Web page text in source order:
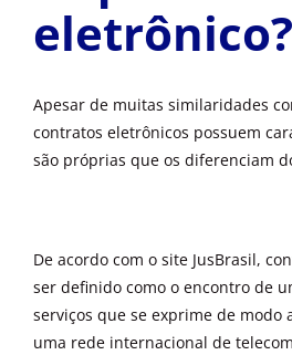
eletrônico?
Apesar de muitas similaridades
contratos eletrônicos possuem
são próprias que os diferenciam
De acordo com o site JusBrasil,
ser definido como o encontro de
serviços que se exprime de modo
uma rede internacional de